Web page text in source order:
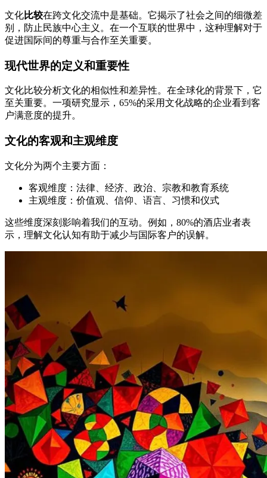
文化比较在跨文化交流中是基础。它揭示了社会之间的细微差
别，防止民族中心主义。在一个互联的世界中，这种理解对于
促进国际间的尊重与合作至关重要。
现代世界的定义和重要性
文化比较分析文化的相似性和差异性。在全球化的背景下，它
至关重要。一项研究显示，65%的采用文化战略的企业看到客
户满意度的提升。
文化的客观和主观维度
文化分为两个主要方面：
客观维度：法律、经济、政治、宗教和教育系统
主观维度：价值观、信仰、语言、习惯和仪式
这些维度深刻影响着我们的互动。例如，80%的酒店业者表
示，理解文化认知有助于减少与国际客户的误解。